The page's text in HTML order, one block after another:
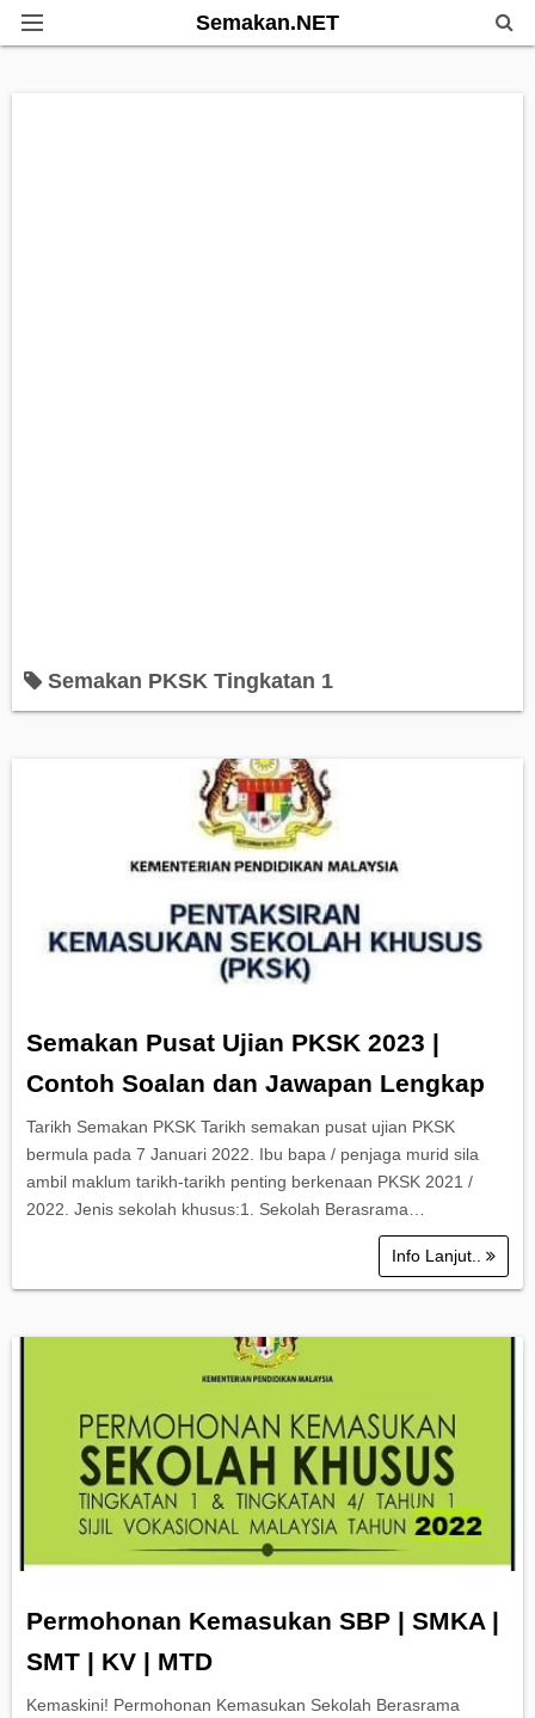
Semakan.NET
Semakan PKSK Tingkatan 1
Semakan Pusat Ujian PKSK 2023 |
Contoh Soalan dan Jawapan Lengkap
Tarikh Semakan PKSK Tarikh semakan pusat ujian PKSK
bermula pada 7 Januari 2022. Ibu bapa / penjaga murid sila
ambil maklum tarikh-tarikh penting berkenaan PKSK 2021 /
2022. Jenis sekolah khusus:1. Sekolah Berasrama…
Info Lanjut..
Permohonan Kemasukan SBP | SMKA |
SMT | KV | MTD
Kemaskini! Permohonan Kemasukan Sekolah Berasrama